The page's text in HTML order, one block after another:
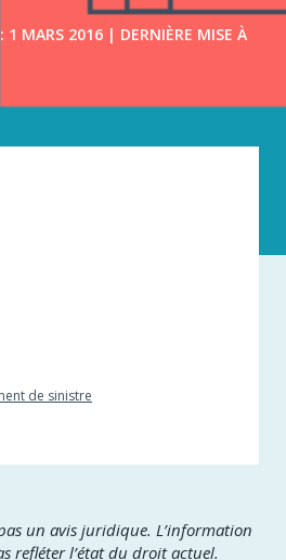
1 MARS 2016 | DERNIÈRE MISE À
de sinistre
un avis juridique. L’information
refléter l’état du droit actuel.